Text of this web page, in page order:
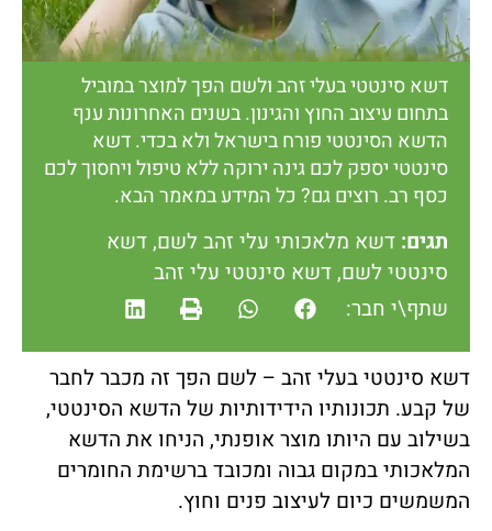
דשא סינטטי בעלי זהב ולשם הפך למוצר במוביל
בתחום עיצוב החוץ והגינון. בשנים האחרונות ענף
הדשא הסינטטי פורח בישראל ולא בכדי. דשא
סינטטי יספק לכם גינה ירוקה ללא טיפול ויחסוך לכם
כסף רב. רוצים גם? כל המידע במאמר הבא.
תגים: דשא מלאכותי עלי זהב לשם, דשא
סינטטי לשם, דשא סינטטי עלי זהב
שתף\י חבר:
דשא סינטטי בעלי זהב – לשם הפך זה מכבר לחבר
של קבע. תכונותיו הידידותיות של הדשא הסינטטי,
בשילוב עם היותו מוצר אופנתי, הניחו את הדשא
המלאכותי במקום גבוה ומכובד ברשימת החומרים
המשמשים כיום לעיצוב פנים וחוץ.